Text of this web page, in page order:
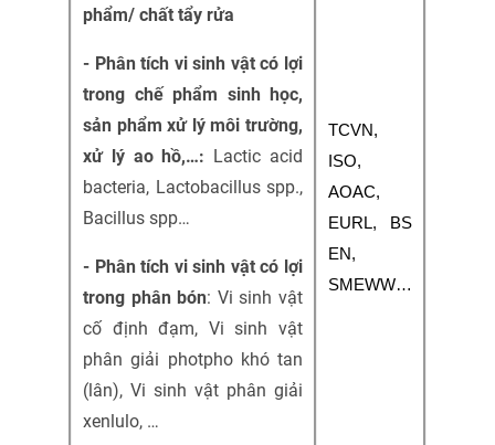
phẩm/ chất tẩy rửa
- Phân tích vi sinh vật có lợi
trong chế phẩm sinh học,
sản phẩm xử lý môi trường,
xử lý ao hồ,…: Lactic acid
bacteria, Lactobacillus spp.,
Bacillus spp…
- Phân tích vi sinh vật có lợi
trong phân bón: Vi sinh vật
cố định đạm, Vi sinh vật
phân giải photpho khó tan
(lân), Vi sinh vật phân giải
xenlulo, …
TCVN,
ISO,
AOAC,
EURL, BS
EN,
SMEWW…